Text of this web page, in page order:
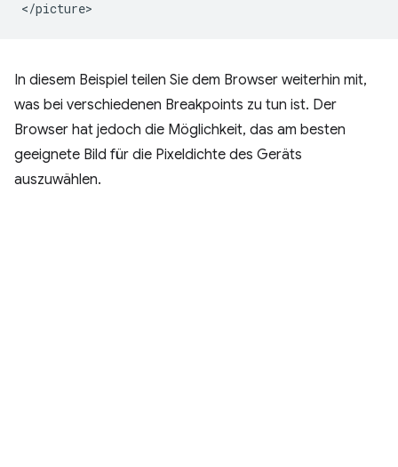
In diesem Beispiel teilen Sie dem Browser weiterhin mit,
was bei verschiedenen Breakpoints zu tun ist. Der
Browser hat jedoch die Möglichkeit, das am besten
geeignete Bild für die Pixeldichte des Geräts
auszuwählen.